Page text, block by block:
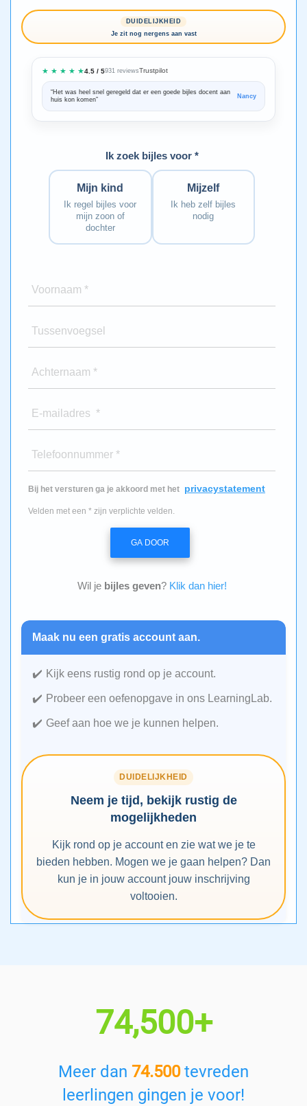
DUIDELIJKHEID
Je zit nog nergens aan vast
★ ★ ★ ★ ★4.5 / 5931 reviewsTrustpilot
“Het was heel snel geregeld dat er een goede bijles docent aan
huis kon komen”
Nancy
Ik zoek bijles voor *
Mijn kind
Ik regel bijles voor
mijn zoon of
dochter
Mijzelf
Ik heb zelf bijles
nodig
Voornaam *
Tussenvoegsel
Achternaam *
E-mailadres *
Telefoonnummer *
Bij het versturen ga je akkoord met het privacystatement
Velden met een * zijn verplichte velden.
GA DOOR
Wil je bijles geven? Klik dan hier!
Maak nu een gratis account aan.
Kijk eens rustig rond op je account.
Probeer een oefenopgave in ons LearningLab.
Geef aan hoe we je kunnen helpen.
DUIDELIJKHEID
Neem je tijd, bekijk rustig de
mogelijkheden
Kijk rond op je account en zie wat we je te
bieden hebben. Mogen we je gaan helpen? Dan
kun je in jouw account jouw inschrijving
voltooien.
74,500+
Meer dan 74.500tevreden
leerlingen gingen je voor!